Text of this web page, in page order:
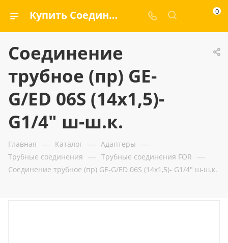
Купить Соединение трубное (пр) GE-G/ED 06S (14x1,5)- G1/4" ш-ш.к. — ООО «ГИДРАМАКС» 0
Соединение
трубное (пр) GE-
G/ED 06S (14x1,5)-
G1/4" ш-ш.к.
Главная — Каталог — Адаптеры —
Трубные соединения — Трубные соединения FOR —
Соединение трубное (пр) GE-G/ED 06S (14x1,5)- G1/4" ш-ш.к.